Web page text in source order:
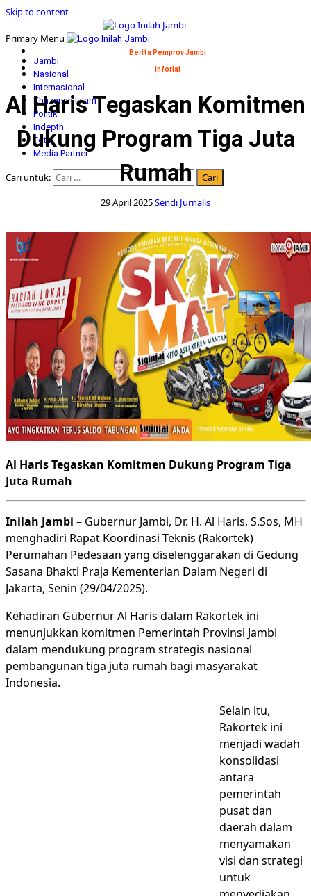
Skip to content
Primary Menu
Jambi
Nasional
Internasional
Khazanah Islam
Politik
Indepth
Foto
Media Partner
Cari untuk:
Berita Pemprov Jambi
Inforial
Al Haris Tegaskan Komitmen
Dukung Program Tiga Juta
Rumah
29 April 2025Sendi Jurnalis
Al Haris Tegaskan Komitmen Dukung Program Tiga
Juta Rumah
Inilah Jambi – Gubernur Jambi, Dr. H. Al Haris, S.Sos, MH
menghadiri Rapat Koordinasi Teknis (Rakortek)
Perumahan Pedesaan yang diselenggarakan di Gedung
Sasana Bhakti Praja Kementerian Dalam Negeri di
Jakarta, Senin (29/04/2025).
Kehadiran Gubernur Al Haris dalam Rakortek ini
menunjukkan komitmen Pemerintah Provinsi Jambi
dalam mendukung program strategis nasional
pembangunan tiga juta rumah bagi masyarakat
Indonesia.
Selain itu,
Rakortek ini
menjadi wadah
konsolidasi
antara
pemerintah
pusat dan
daerah dalam
menyamakan
visi dan strategi
untuk